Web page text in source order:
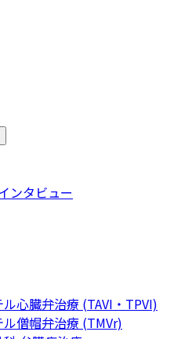
ンタビュー
心臓弁治療 (TAVI・TPVI)
僧帽弁治療 (TMVr)